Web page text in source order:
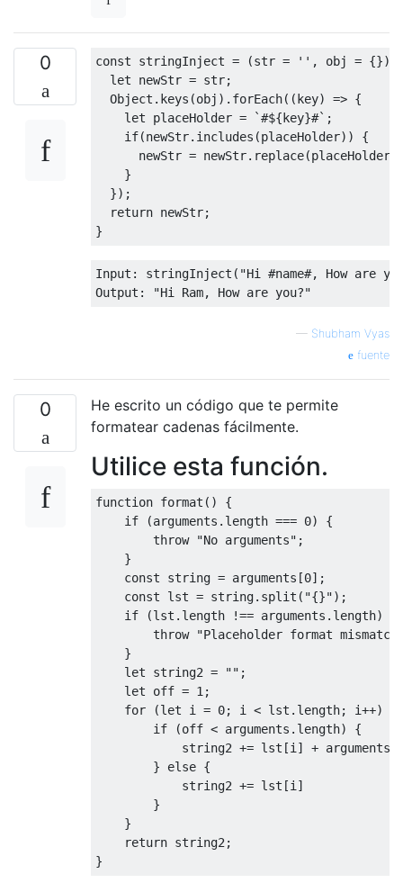
0 const stringInject = (str = '' , obj = {})
let newStr = str;
Object .keys(obj).forEach( (key) => {
let placeHolder = `#${key}#` ;
if(newStr.includes(placeHolder)) {
newStr =
    }
  });
return newStr;
Input: stringInject( "Hi #name#, How are
Output:
"Hi Ram, How are you?"
— Shubham Vyas
fuente
0
He escrito un código que te permite
formatear cadenas fácilmente.
Utilice esta función.
function format ( ) {
if (arguments .length === 0) {
throw
"No arguments" ;
    }
const string = arguments [0];
const lst = string.split( "{}");
if (lst.length !== arguments .length) {
throw
"Placeholder format
    }
let string2 = "" ;
let off = 1 ;
for (let i = 0; i < lst.length; i++) {
if (off < arguments .length) {
            string2 += lst[i] +
arguments
        }
else {
            string2 += lst[i]
        }
    }
return string2;